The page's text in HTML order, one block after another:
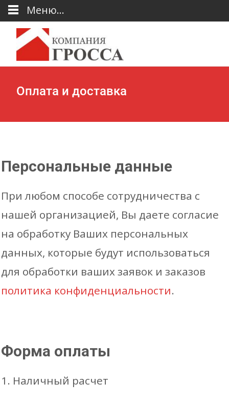
Оплата и доставка
Персональные данные
При любом способе сотрудничества с
нашей организацией, Вы даете согласие
на обработку Ваших персональных
данных, которые будут использоваться
для обработки ваших заявок и заказов
политика конфиденциальности.
Форма оплаты
1. Наличный расчет
Меню...